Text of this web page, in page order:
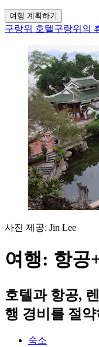
여행 계획하기
구랑위 호텔구랑위의
사진 제공: Jin Lee
여행: 항공
호텔과 항공,
행 경비를 절
숙소